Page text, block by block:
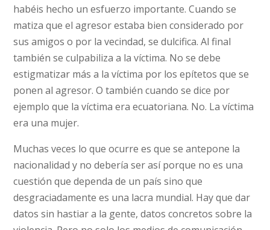
habéis hecho un esfuerzo importante. Cuando se
matiza que el agresor estaba bien considerado por
sus amigos o por la vecindad, se dulcifica. Al final
también se culpabiliza a la víctima. No se debe
estigmatizar más a la víctima por los epítetos que se
ponen al agresor. O también cuando se dice por
ejemplo que la víctima era ecuatoriana. No. La víctima
era una mujer.
Muchas veces lo que ocurre es que se antepone la
nacionalidad y no debería ser así porque no es una
cuestión que dependa de un país sino que
desgraciadamente es una lacra mundial. Hay que dar
datos sin hastiar a la gente, datos concretos sobre la